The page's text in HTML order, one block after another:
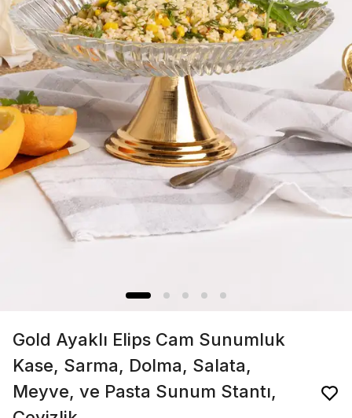
Gold Ayaklı Elips Cam Sunumluk
Kase, Sarma, Dolma, Salata,
Meyve, ve Pasta Sunum Stantı,